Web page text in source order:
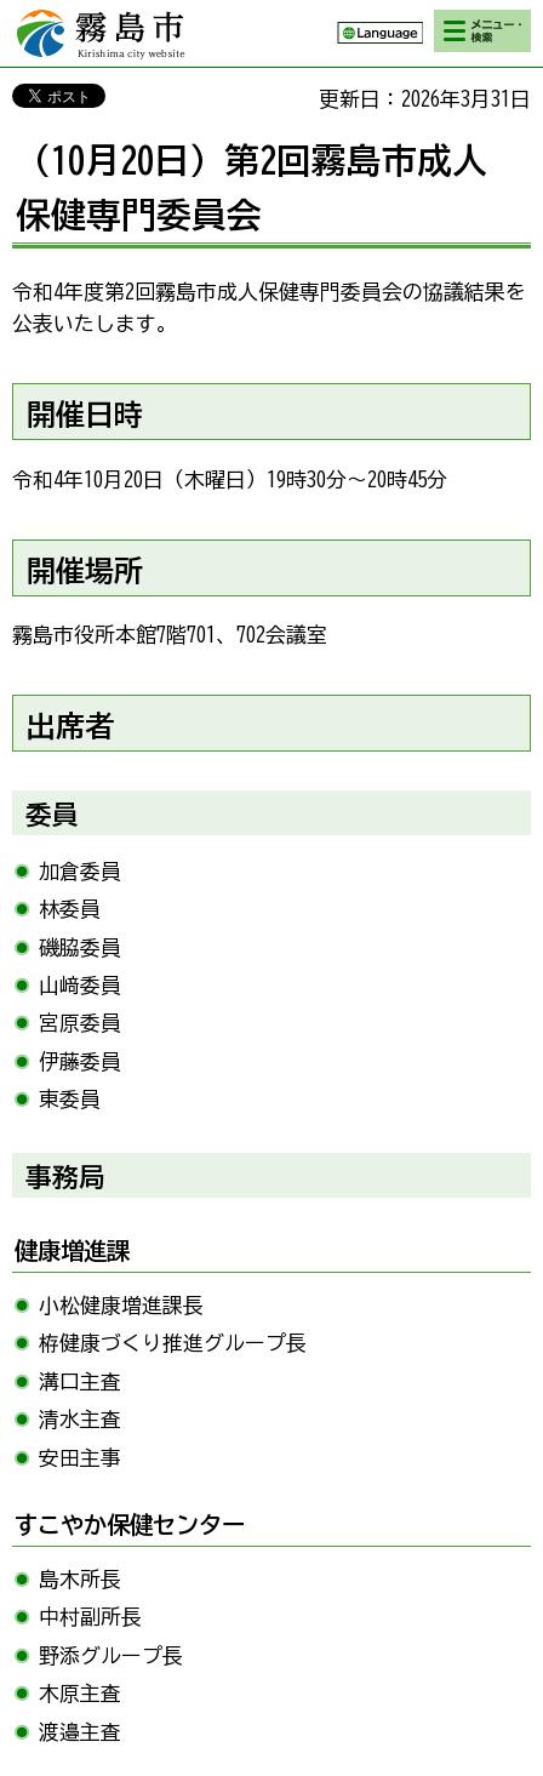
霧島市 Kirishima
city website
検索・メニ
ュー
更新日：2026年3月31日
（10月20日）第2回霧島市成人
保健専門委員会
令和4年度第2回霧島市成人保健専門委員会の協議結果を
公表いたします。
開催日時
令和4年10月20日（木曜日）19時30分～20時45分
開催場所
霧島市役所本館7階701、702会議室
出席者
委員
加倉委員
林委員
磯脇委員
山﨑委員
宮原委員
伊藤委員
東委員
事務局
健康増進課
小松健康増進課長
栫健康づくり推進グループ長
溝口主査
清水主査
安田主事
すこやか保健センター
島木所長
中村副所長
野添グループ長
木原主査
渡邉主査